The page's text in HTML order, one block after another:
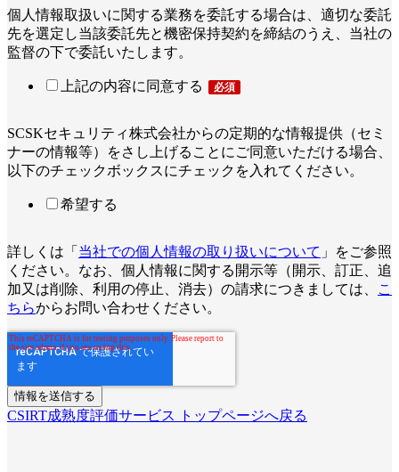
個人情報取扱いに関する業務を委託する場合は、適切な委託
先を選定し当該委託先と機密保持契約を締結のうえ、当社の
監督の下で委託いたします。
上記の内容に同意する
SCSKセキュリティ株式会社からの定期的な情報提供（セミ
ナーの情報等）をさし上げることにご同意いただける場合、
以下のチェックボックスにチェックを入れてください。
希望する
詳しくは「 当社での個人情報の取り扱いについて 」をご参照
ください。なお、個人情報に関する開示等（開示、訂正、追
加又は削除、利用の停止、消去）の請求につきましては、
こ
ちらからお問い合わせください。
CSIRT成熟度評価サービス トップページへ戻る